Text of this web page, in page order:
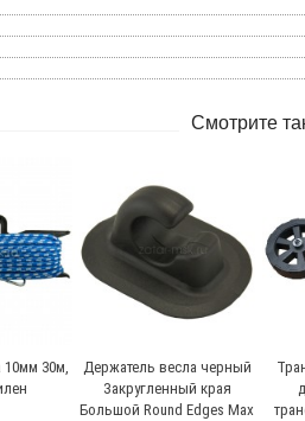
Смотрите
10мм 30м,
Держатель весла черный
Закругленный края
Большой Round Edges Max